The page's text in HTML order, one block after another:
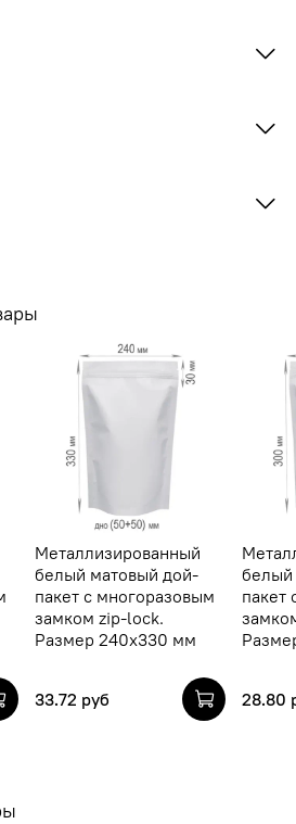
Металлизированный
белый матовый дой-
пакет с многоразовым
замком zip-lock.
Размер 240х330 мм
33.72 руб
белый
пакет
28.80